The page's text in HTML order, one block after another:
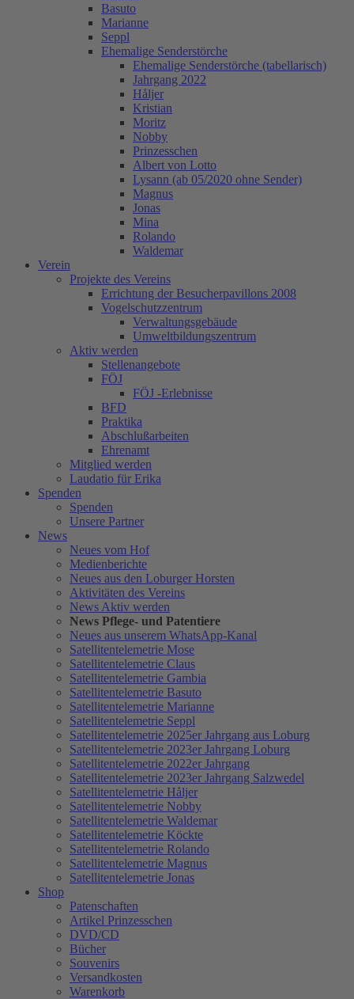
Basuto
Marianne
Seppl
Ehemalige Senderstörche
Ehemalige Senderstörche (tabellarisch)
Jahrgang 2022
Håljer
Kristian
Moritz
Nobby
Prinzesschen
Albert von Lotto
Lysann (ab 05/2020 ohne Sender)
Magnus
Jonas
Mina
Rolando
Waldemar
Verein
Projekte des Vereins
Errichtung der Besucherpavillons 2008
Vogelschutzzentrum
Verwaltungsgebäude
Umweltbildungszentrum
Aktiv werden
Stellenangebote
FÖJ
FÖJ -Erlebnisse
BFD
Praktika
Abschlußarbeiten
Ehrenamt
Mitglied werden
Laudatio für Erika
Spenden
Spenden
Unsere Partner
News
Neues vom Hof
Medienberichte
Neues aus den Loburger Horsten
Aktivitäten des Vereins
News Aktiv werden
News Pflege- und Patentiere
Neues aus unserem WhatsApp-Kanal
Satellitentelemetrie Mose
Satellitentelemetrie Claus
Satellitentelemetrie Gambia
Satellitentelemetrie Basuto
Satellitentelemetrie Marianne
Satellitentelemetrie Seppl
Satellitentelemetrie 2025er Jahrgang aus Loburg
Satellitentelemetrie 2023er Jahrgang Loburg
Satellitentelemetrie 2022er Jahrgang
Satellitentelemetrie 2023er Jahrgang Salzwedel
Satellitentelemetrie Håljer
Satellitentelemetrie Nobby
Satellitentelemetrie Waldemar
Satellitentelemetrie Köckte
Satellitentelemetrie Rolando
Satellitentelemetrie Magnus
Satellitentelemetrie Jonas
Shop
Patenschaften
Artikel Prinzesschen
DVD/CD
Bücher
Souvenirs
Versandkosten
Warenkorb